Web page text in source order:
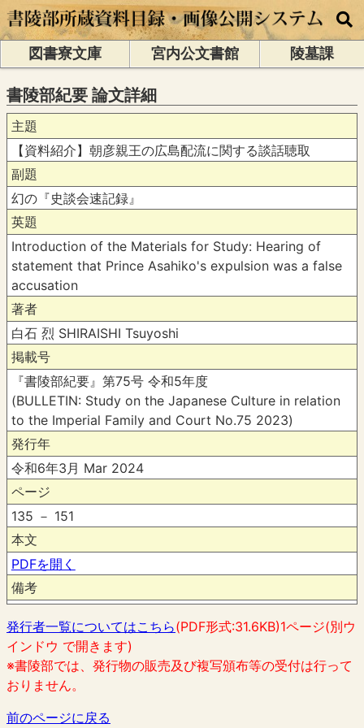
図書寮文庫 宮内公文書館 陵墓課
書陵部紀要 論文詳細
主題
【資料紹介】朝彦親王の広島配流に関する談話聴取
副題
幻の『史談会速記録』
英題
Introduction of the Materials for Study: Hearing of
statement that Prince Asahiko's expulsion was a false
accusation
著者
白石 烈 SHIRAISHI Tsuyoshi
掲載号
『書陵部紀要』第75号 令和5年度
(BULLETIN: Study on the Japanese Culture in relation
to the Imperial Family and Court No.75 2023)
発行年
令和6年3月 Mar 2024
ページ
135 － 151
本文
PDFを開く
備考
発行者一覧についてはこちら(PDF形式:31.6KB)1ページ(別ウ
インドウ で開きます)
※書陵部では、発行物の販売及び複写頒布等の受付は行って
おりません。
前のページに戻る